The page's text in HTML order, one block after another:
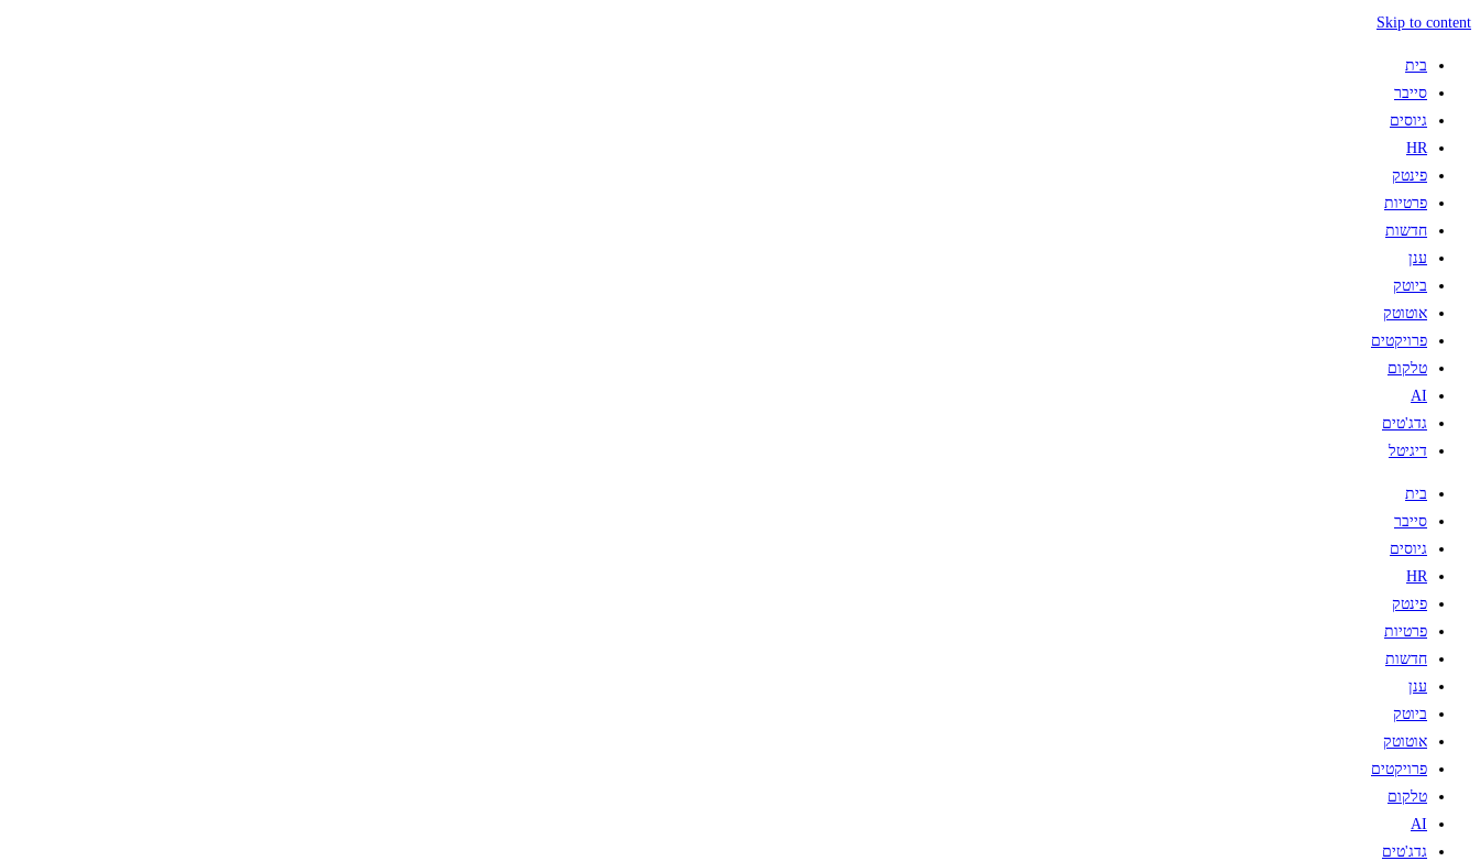
Skip to content
בית
סייבר
גיוסים
HR
פינטק
פרטיות
חדשות
ענן
ביוטק
אוטוטק
פרויקטים
טלקום
AI
גדג'טים
דיגיטל
בית
סייבר
גיוסים
HR
פינטק
פרטיות
חדשות
ענן
ביוטק
אוטוטק
פרויקטים
טלקום
AI
גדג'טים